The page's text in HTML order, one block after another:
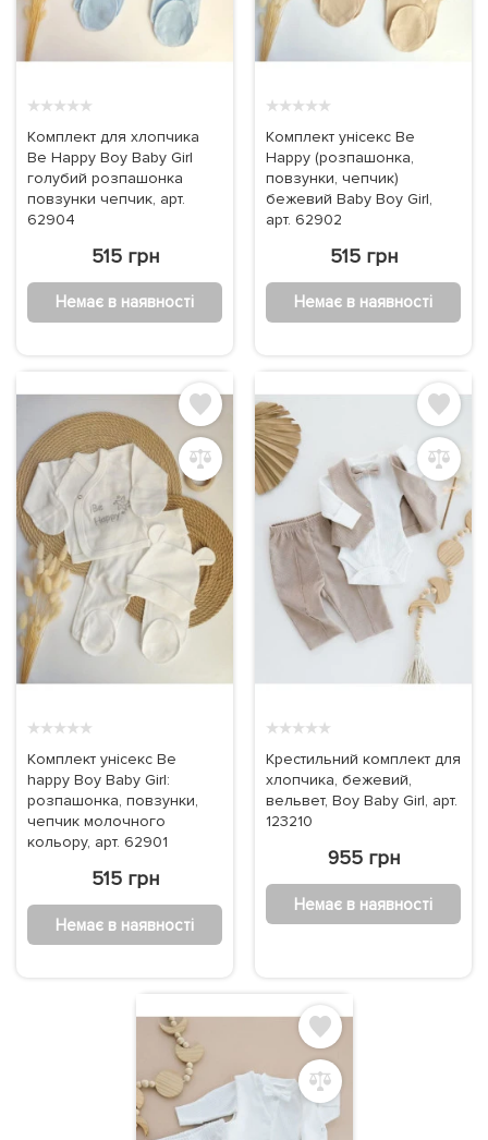
★★★★★
Комплект для хлопчика
Be Happy Boy Baby Girl
голубий розпашонка
повзунки чепчик, арт.
62904
515 грн
Немає в наявності
★★★★★
Комплект унісекс Be
Happy (розпашонка,
повзунки, чепчик)
бежевий Baby Boy Girl,
арт. 62902
515 грн
Немає в наявності
★★★★★
Комплект унісекс Be
happy Boy Baby Girl:
розпашонка, повзунки,
чепчик молочного
кольору, арт. 62901
515 грн
Немає в наявності
★★★★★
Крестильний комплект для
хлопчика, бежевий,
вельвет, Boy Baby Girl, арт.
123210
955 грн
Немає в наявності